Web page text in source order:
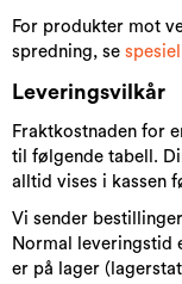
For produkter mot
spredning, se
Leveringsvilkår
Fraktkostnaden for
til følgende tabell.
alltid vises i kassen
Vi sender
Normal leveringstid
er på lager